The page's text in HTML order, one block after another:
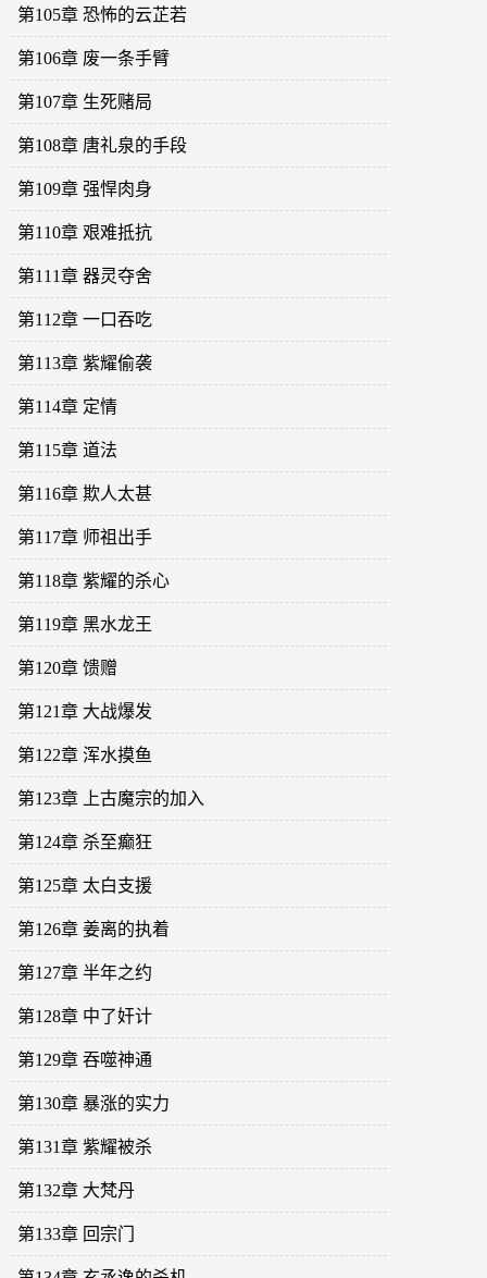
第105章 恐怖的云芷若
第106章 废一条手臂
第107章 生死赌局
第108章 唐礼泉的手段
第109章 强悍肉身
第110章 艰难抵抗
第111章 器灵夺舍
第112章 一口吞吃
第113章 紫耀偷袭
第114章 定情
第115章 道法
第116章 欺人太甚
第117章 师祖出手
第118章 紫耀的杀心
第119章 黑水龙王
第120章 馈赠
第121章 大战爆发
第122章 浑水摸鱼
第123章 上古魔宗的加入
第124章 杀至癫狂
第125章 太白支援
第126章 姜离的执着
第127章 半年之约
第128章 中了奸计
第129章 吞噬神通
第130章 暴涨的实力
第131章 紫耀被杀
第132章 大梵丹
第133章 回宗门